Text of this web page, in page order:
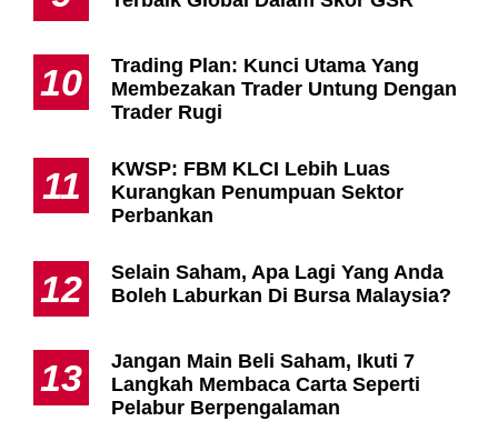
10
Trading Plan: Kunci Utama Yang
Membezakan Trader Untung Dengan
Trader Rugi
11
KWSP: FBM KLCI Lebih Luas
Kurangkan Penumpuan Sektor
Perbankan
12
Selain Saham, Apa Lagi Yang Anda
Boleh Laburkan Di Bursa Malaysia?
13
Jangan Main Beli Saham, Ikuti 7
Langkah Membaca Carta Seperti
Pelabur Berpengalaman